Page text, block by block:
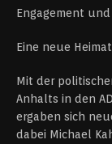
Engagement
Eine neue
Mit der
Anhalts in den
ergaben sich
dabei Michael